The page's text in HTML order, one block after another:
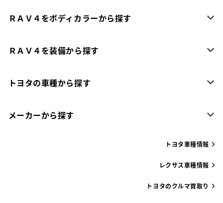
ＲＡＶ４をボディカラーから探す
ＲＡＶ４を装備から探す
トヨタの車種から探す
メーカーから探す
トヨタ車種情報
レクサス車種情報
トヨタのクルマ買取り